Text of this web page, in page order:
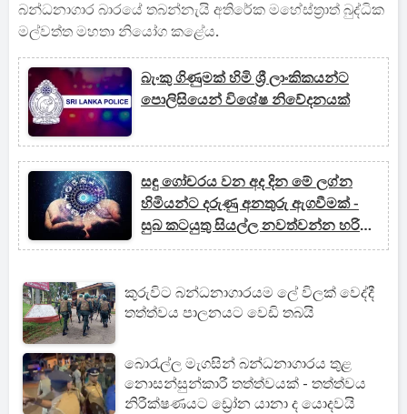
බන්ධනාගාර බාරයේ තබන්නැයි අතිරේක මහේස්ත්‍රාත් බුද්ධික
මල්වත්ත මහතා නියෝග කළේය.
බැංකු ගිණුමක් හිමි ශ්‍රී ලාංකිකයන්ට
පොලිසියෙන් විශේෂ නිවේදනයක්
සඳු ගෝචරය වන අද දින මේ ලග්න
හිමියන්ට දරුණු අනතුරු ඇගවීමක් -
සුබ කටයුතු සියල්ල නවත්වන්න හරි
යන්නෑ
කුරුවිට බන්ධනාගාරයම ලේ විලක් වෙද්දී
තත්ත්වය පාලනයට වෙඩි තබයි
බොරැල්ල මැගසින් බන්ධනාගාරය තුළ
නොසන්සුන්කාරී තත්ත්වයක් - තත්ත්වය
නිරීක්ෂණයට ඩ්‍රෝන යානා ද යොදවයි